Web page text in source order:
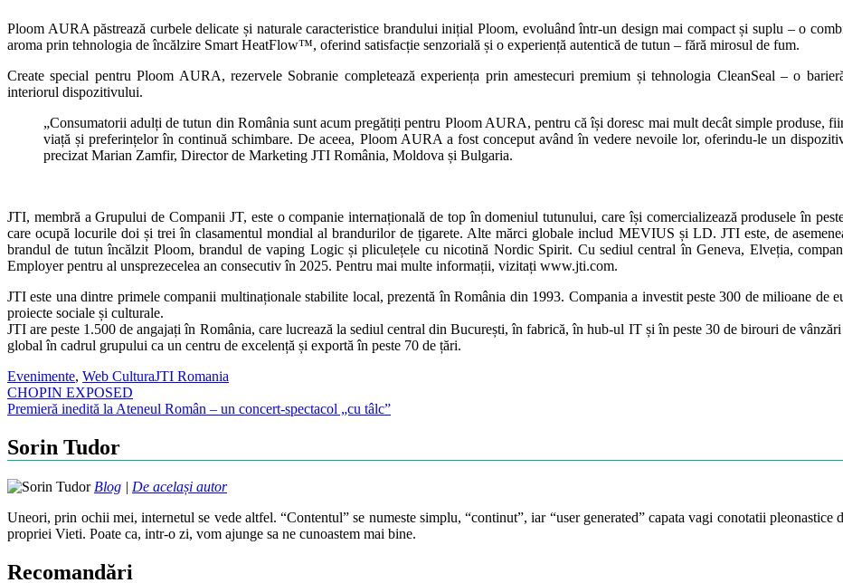
Ploom AURA păstrează curbele delicate și naturale caracteristice brandului inițial Ploom, evoluând într-un design mai compact și suplu – o
aroma prin tehnologia de încălzire Smart HeatFlow™, oferind satisfacție senzorială și o experiență autentică de tutun – fără mirosul de fum.
Create special pentru Ploom AURA, rezervele Sobranie completează experiența prin amestecuri premium și tehnologia CleanSeal – o
interiorul dispozitivului.
„Consumatorii adulți de tutun din România sunt acum pregătiți pentru Ploom AURA, pentru că își doresc mai mult decât simple produse,
viață și preferințelor în continuă schimbare. De aceea, Ploom AURA a fost conceput având în vedere nevoile lor, oferindu-le un
precizat Marian Zamfir, Director de Marketing JTI România, Moldova și Bulgaria.
JTI, membră a Grupului de Companii JT, este o companie internațională de top în domeniul tutunului, care își comercializează produsele în
care ocupă locurile doi și trei în clasamentul mondial al brandurilor de țigarete. Alte mărci globale includ MEVIUS și LD. JTI este, de
brandul de tutun încălzit Ploom, brandul de vaping Logic și pliculețele cu nicotină Nordic Spirit. Cu sediul central în Geneva, Elveția,
Employer pentru al unsprezecelea an consecutiv în 2025. Pentru mai multe informații, vizitați www.jti.com.
JTI este una dintre primele companii multinaționale stabilite local, prezentă în România din 1993. Compania a investit peste 300 de milioane de
proiecte sociale și culturale.
JTI are peste 1.500 de angajați în România, care lucrează la sediul central din București, în fabrică, în hub-ul IT și în peste 30 de birouri de
global în cadrul grupului ca un centru de excelență și exportă în peste 70 de țări.
Evenimente, Web CulturaJTI Romania
Post
navigation
CHOPIN EXPOSED
Premieră inedită la Ateneul Român – un concert-spectacol „cu tâlc”
Sorin Tudor
Blog | De același autor
Uneori, prin ochii mei, internetul se vede altfel. “Contentul” se numeste simplu, “continut”, iar “user generated” capata vagi conotatii
propriei Vieti. Poate ca, intr-o zi, vom ajunge sa ne cunoastem mai bine.
Recomandări